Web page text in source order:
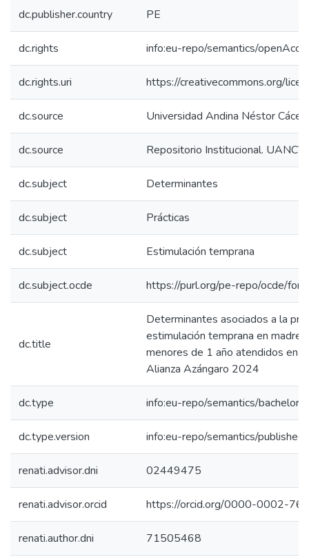
dc.publisher.country PE
dc.rights info:eu-repo/semantics/
dc.rights.uri https://creativecommons.org/
dc.source Universidad Andina Néstor
dc.source Repositorio Institucional. UANCV
dc.subject Determinantes
dc.subject Prácticas
dc.subject Estimulación temprana
dc.subject.ocde https://purl.org/pe-repo/ocde/
dc.title
Determinantes asociados a la
estimulación temprana en
menores de 1 año atendidos en
Alianza Azángaro 2024
dc.type info:eu-repo/semantics/
dc.type.version info:eu-repo/semantics/
renati.advisor.dni 02449475
renati.advisor.orcid https://orcid.org/0000-0002-
renati.author.dni 71505468